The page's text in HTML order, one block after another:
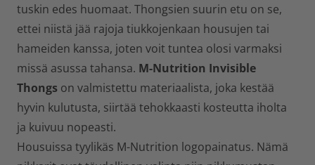
tuskin edes huomaat. Thongsien suurin etu on se,
ettei niistä jää rajoja tiukkojenkaan housujen tai
hameiden kanssa, joten voit tuntea olosi varmaksi
missä asussa tahansa. M-Nutrition Invisible
Thongs on valmistettu materiaalista, joka kestää
hyvin kulutusta, siirtää tehokkaasti kosteutta iholta
ja kuivuu nopeasti.
Housuissa tyylikäs M-Nutrition logopainatus. Nämä